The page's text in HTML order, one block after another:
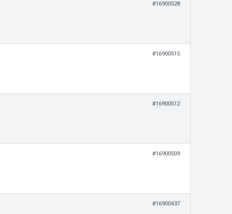
#16900528
#16900515
#16900512
#16900509
#16900437